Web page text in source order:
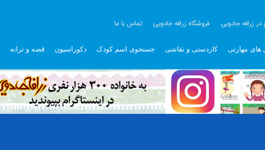
در زرافه جادویی فروشگاه زرافه جادویی تماس با ما
های مهارتی کاردستی و نقاشی جستجوی اسم کودک دکوراسیون قصه و ترانه